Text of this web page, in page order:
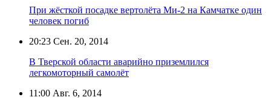
При жёсткой посадке вертолёта Ми-2 на Камчатке один
человек погиб
20:23 Сен. 20, 2014
В Тверской области аварийно приземлился
легкомоторный самолёт
11:00 Авг. 6, 2014